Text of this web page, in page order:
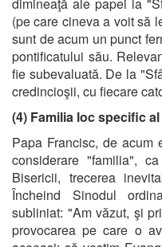
(pe care cineva a voit să
sunt de acum un punct
pontificatului său.
fie subevaluată. De la
credincioşii, cu fiecare
(4) Familia loc specific
Papa Francisc, de acum
considerare "familia",
Bisericii, trecerea
Încheind Sinodul
subliniat: "Am văzut, şi
provocarea pe care o